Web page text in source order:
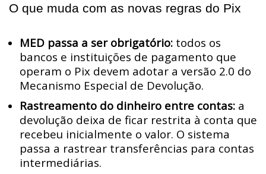
O que muda com as novas regras do Pix
MED passa a ser obrigatório: todos os
bancos e instituições de pagamento que
operam o Pix devem adotar a versão 2.0 do
Mecanismo Especial de Devolução.
Rastreamento do dinheiro entre contas: a
devolução deixa de ficar restrita à conta que
recebeu inicialmente o valor. O sistema
passa a rastrear transferências para contas
intermediárias.